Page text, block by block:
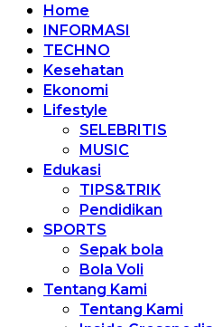
Home
INFORMASI
TECHNO
Kesehatan
Ekonomi
Lifestyle
SELEBRITIS
MUSIC
Edukasi
TIPS&TRIK
Pendidikan
SPORTS
Sepak bola
Bola Voli
Tentang Kami
Tentang Kami